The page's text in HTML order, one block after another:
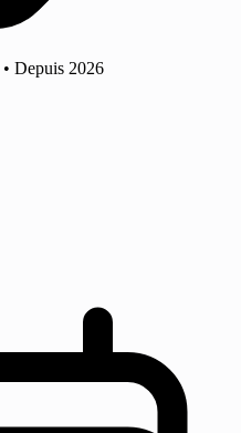
• Depuis 2026